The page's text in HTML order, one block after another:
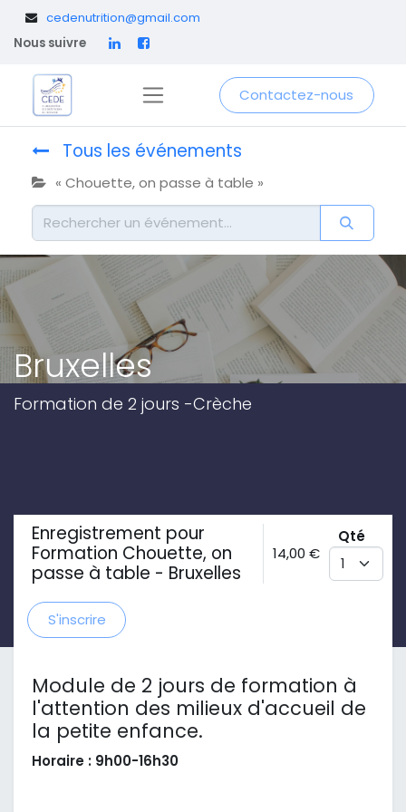
cedenutrition@gmail.com
Nous suivre
Contactez-nous
Tous les événements
« Chouette, on passe à table »
Bruxelles
Formation de 2 jours -Crèche
Enregistrement pour
Formation Chouette, on
passe à table - Bruxelles
14,00 €
Qté
S'inscrire
Module de 2 jours de formation à
l'attention des milieux d'accueil de
la petite enfance.
Horaire : 9h00-16h30